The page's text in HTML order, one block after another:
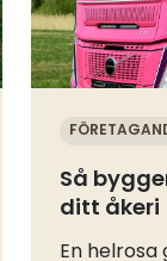
Så
ditt åkeri
En helrosa